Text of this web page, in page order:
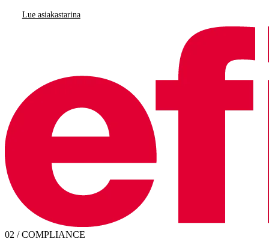
Lue asiakastarina
02 / COMPLIANCE